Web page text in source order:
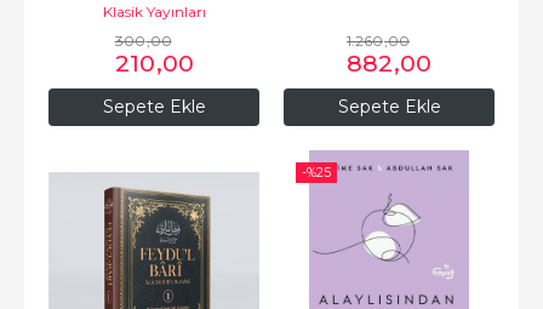
Sepete Ekle
Gazali أبو
حامد محمد الغزّالي الطوسي
Klasik Yayınları
300,00
210,00
Sepete Ekle
1.260,00
882,00
-%25